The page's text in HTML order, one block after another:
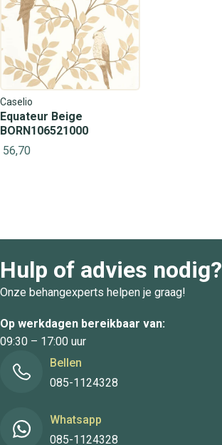
Caselio
Equateur Beige
BORN106521000
56,70
Hulp of advies nodig?
Onze behangexperts helpen je graag!
Op werkdagen bereikbaar van:
09:30 – 17:00 uur
Bellen
085-1124328
Whatsapp
085-1124328